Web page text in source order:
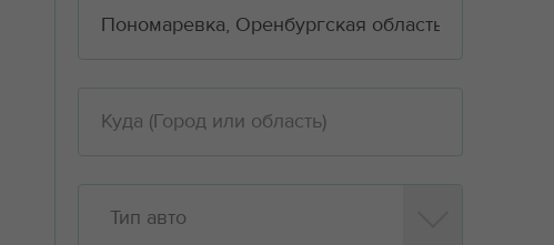
Тип авто